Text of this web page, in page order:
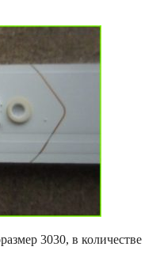
3030, в количестве